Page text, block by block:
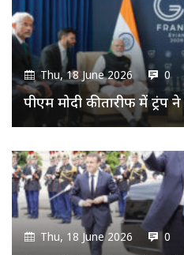
Thu, 18 June 2026 0
पीएम मोदी की तारीफ में
Thu, 18 June 2026 0